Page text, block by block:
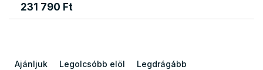
231 790 Ft
eAjánljuk Legolcsóbb elöl Legdrágább